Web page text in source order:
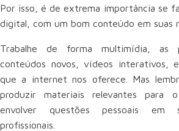
Por isso, é de extrema importância se
digital, com um bom conteúdo em suas
Trabalhe de forma multimídia, as
conteúdos novos, vídeos interativos,
que a internet nos oferece. Mas
produzir materiais relevantes para
envolver questões pessoais em
profissionais.